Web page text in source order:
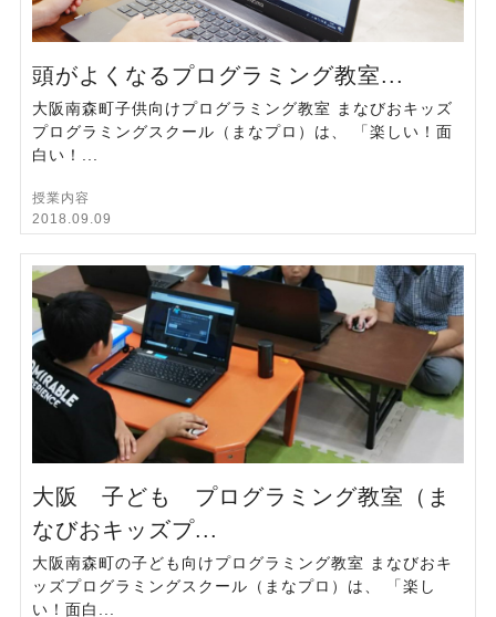
頭がよくなるプログラミング教室...
大阪南森町子供向けプログラミング教室 まなびおキッズ
プログラミングスクール（まなプロ）は、 「楽しい！面
白い！...
授業内容
2018.09.09
大阪 子ども プログラミング教室（ま
なびおキッズプ...
大阪南森町の子ども向けプログラミング教室 まなびおキ
ッズプログラミングスクール（まなプロ）は、 「楽し
い！面白...